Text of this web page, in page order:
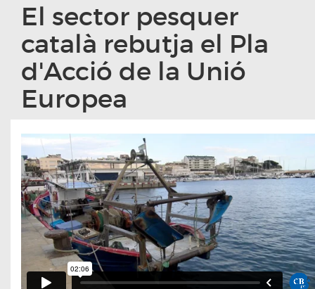
El sector pesquer
català rebutja el Pla
d'Acció de la Unió
Europea